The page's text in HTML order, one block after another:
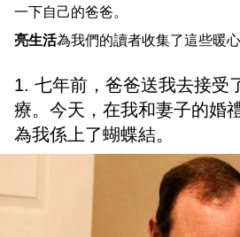
一下自己的爸爸。
亮生活為我們的讀者收集了這些暖心
1. 七年前，爸爸送我去接受
療。今天，在我和妻子的婚
為我係上了蝴蝶結。